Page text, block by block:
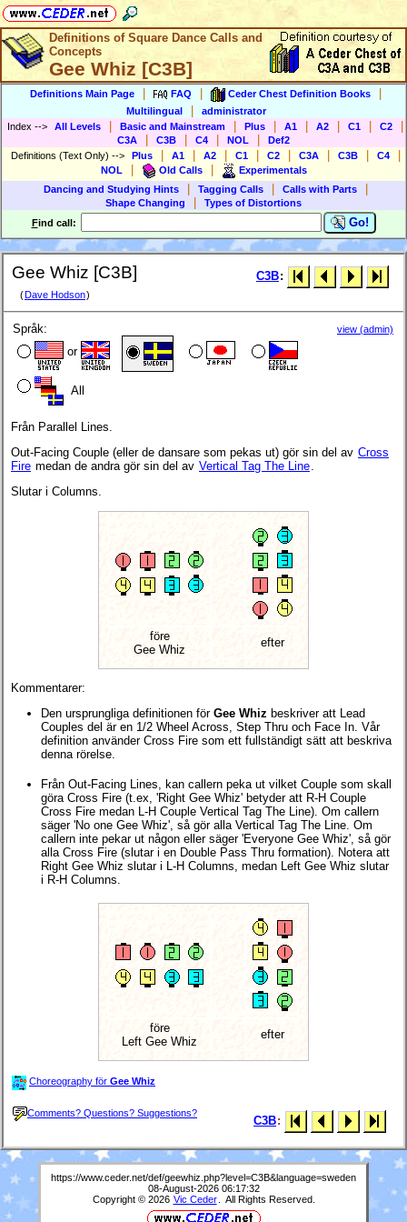
Definitions of Square Dance Calls and
Concepts
Gee Whiz [C3B]
Definitions Main Page FAQ Ceder Chest Definition Books
Multilingual
administrator
Index --> All Levels Basic and Mainstream Plus A1 A2 C1 C2
C3A C3B C4 NOL
Def2
Definitions (Text Only) --> Plus A1 A2 C1 C2 C3A C3B C4
NOL Old Calls
Experimentals
Dancing and Studying Hints
Tagging Calls Calls with Parts
Shape Changing
Types of Distortions
Find call: Go!
Gee Whiz [C3B]
( Dave Hodson)
C3B:
Språk:
or
All
view (admin)
Från Parallel Lines.
Out-Facing Couple (eller de dansare som pekas ut) gör sin del av Cross
Fire medan de andra gör sin del av Vertical Tag The Line
Slutar i Columns.
före
Gee Whiz
efter
Kommentarer:
Den ursprungliga definitionen för Gee Whiz beskriver att Lead
Couples del är en 1/2 Wheel Across, Step Thru och Face In. Vår
definition använder Cross Fire som ett fullständigt sätt att beskriva
denna rörelse.
Från Out-Facing Lines, kan callern peka ut vilket Couple som skall
göra Cross Fire (t.ex, 'Right Gee Whiz' betyder att R-H Couple
Cross Fire medan L-H Couple Vertical Tag The Line). Om callern
säger 'No one Gee Whiz', så gör alla Vertical Tag The Line. Om
callern inte pekar ut någon eller säger 'Everyone Gee Whiz', så gör
alla Cross Fire (slutar i en Double Pass Thru formation). Notera att
Right Gee Whiz slutar i L-H Columns, medan Left Gee Whiz slutar
i R-H Columns.
före
Left Gee Whiz
efter
Choreography för Gee Whiz
Comments? Questions? Suggestions?
C3B:
https://www.ceder.net/def/geewhiz.php?level=C3B&language=sweden
08-August-2026 06:17:32
Copyright © 2026 Vic Ceder . All Rights Reserved.